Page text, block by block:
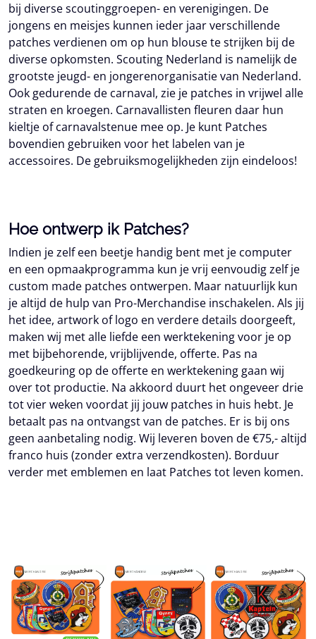
bij diverse scoutinggroepen- en verenigingen. De
jongens en meisjes kunnen ieder jaar verschillende
patches verdienen om op hun blouse te strijken bij de
diverse opkomsten. Scouting Nederland is namelijk de
grootste jeugd- en jongerenorganisatie van Nederland.
Ook gedurende de carnaval, zie je patches in vrijwel alle
straten en kroegen. Carnavallisten fleuren daar hun
kieltje of carnavalstenue mee op. Je kunt Patches
bovendien gebruiken voor het labelen van je
accessoires. De gebruiksmogelijkheden zijn eindeloos!
Hoe ontwerp ik Patches?
Indien je zelf een beetje handig bent met je computer
en een opmaakprogramma kun je vrij eenvoudig zelf je
custom made patches ontwerpen. Maar natuurlijk kun
je altijd de hulp van Pro-Merchandise inschakelen. Als jij
het idee, artwork of logo en verdere details doorgeeft,
maken wij met alle liefde een werktekening voor je op
met bijbehorende, vrijblijvende, offerte. Pas na
goedkeuring op de offerte en werktekening gaan wij
over tot productie. Na akkoord duurt het ongeveer drie
tot vier weken voordat jij jouw patches in huis hebt. Je
betaalt pas na ontvangst van de patches. Er is bij ons
geen aanbetaling nodig. Wij leveren boven de €75,- altijd
franco huis (zonder extra verzendkosten). Borduur
verder met emblemen en laat Patches tot leven komen.